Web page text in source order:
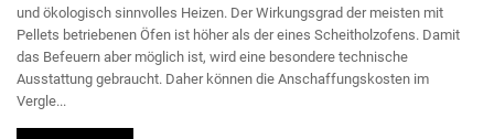
und ökologisch sinnvolles Heizen. Der Wirkungsgrad der meisten mit
Pellets betriebenen Öfen ist höher als der eines Scheitholzofens. Damit
das Befeuern aber möglich ist, wird eine besondere technische
Ausstattung gebraucht. Daher können die Anschaffungskosten im
Vergle...